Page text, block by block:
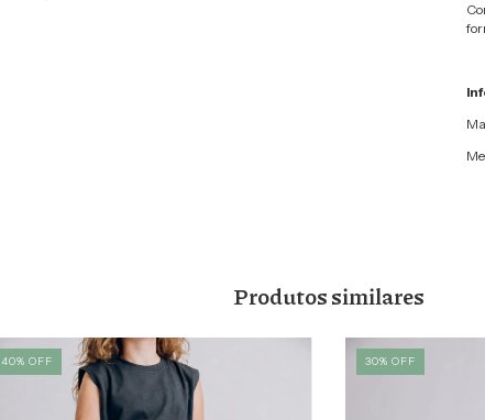
Produtos similares
40% OFF 30% OFF